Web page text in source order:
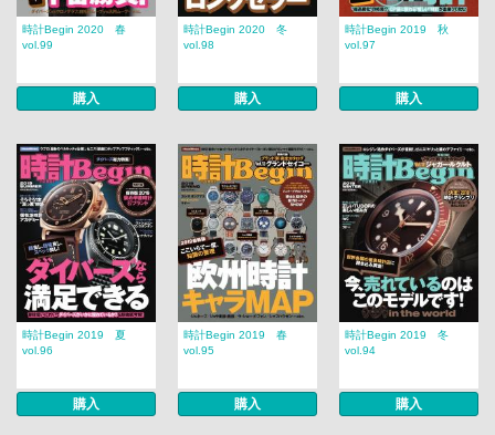
時計Begin 2020 春
vol.99
購入
時計Begin 2020 冬
vol.98
購入
時計Begin 2019 秋
vol.97
購入
時計Begin 2019 夏
vol.96
購入
時計Begin 2019 春
vol.95
購入
時計Begin 2019 冬
vol.94
購入